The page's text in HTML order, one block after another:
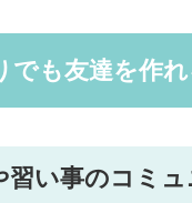
でも友達を作
習い事のコミュ